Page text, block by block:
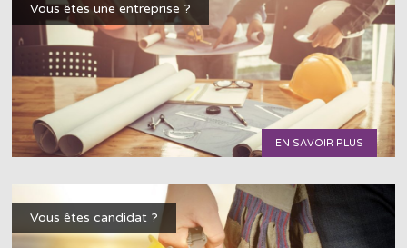
Vous êtes une entreprise ?
EN SAVOIR PLUS
Vous êtes candidat ?